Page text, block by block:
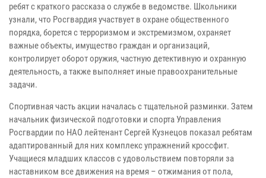
ребят с краткого рассказа о службе в ведомстве. Школьники
узнали, что Росгвардия участвует в охране общественного
порядка, борется с терроризмом и экстремизмом, охраняет
важные объекты, имущество граждан и организаций,
контролирует оборот оружия, частную детективную и охранную
деятельность, а также выполняет иные правоохранительные
задачи.
Спортивная часть акции началась с тщательной разминки. Затем
начальник физической подготовки и спорта Управления
Росгвардии по НАО лейтенант Сергей Кузнецов показал ребятам
адаптированный для них комплекс упражнений кроссфит.
Учащиеся младших классов с удовольствием повторяли за
наставником все движения на время – отжимания от пола,